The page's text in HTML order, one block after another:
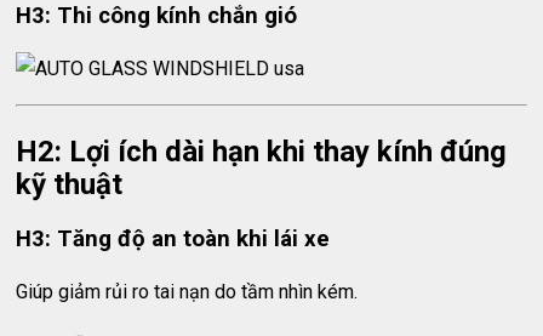
H3: Thi công kính chắn gió
H2: Lợi ích dài hạn khi thay kính đúng
kỹ thuật
H3: Tăng độ an toàn khi lái xe
Giúp giảm rủi ro tai nạn do tầm nhìn kém.